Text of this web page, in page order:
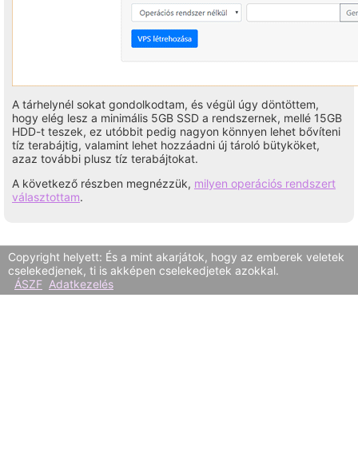
A tárhelynél sokat gondolkodtam, és végül úgy döntöttem,
hogy elég lesz a minimális 5GB SSD a rendszernek, mellé 15GB
HDD-t teszek, ez utóbbit pedig nagyon könnyen lehet bővíteni
tíz terabájtig, valamint lehet hozzáadni új tároló bütyköket,
azaz további plusz tíz terabájtokat.
A következő részben megnézzük, milyen operációs rendszert
választottam.
Copyright helyett: És a mint akarjátok, hogy az emberek veletek
cselekedjenek, ti is akképen cselekedjetek azokkal.
ÁSZF Adatkezelés